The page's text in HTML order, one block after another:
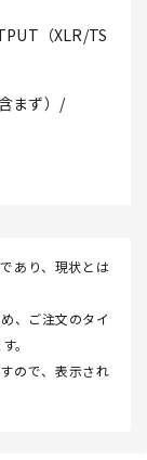
（XLR/TS
まず）/
あり、現状とは
、ご注文のタイ
。
ので、表示され